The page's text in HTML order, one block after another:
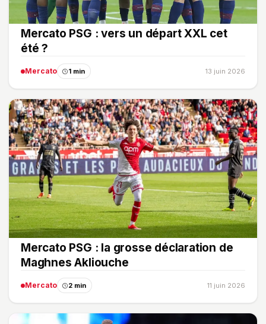
Mercato PSG : vers un départ XXL cet
été ?
Mercato 1 min 13 juin 2026
Mercato PSG : la grosse déclaration de
Maghnes Akliouche
Mercato 2 min 11 juin 2026